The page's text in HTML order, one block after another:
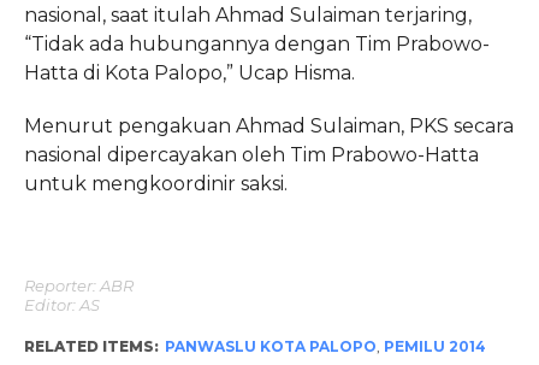
nasional, saat itulah Ahmad Sulaiman terjaring,
“Tidak ada hubungannya dengan Tim Prabowo-
Hatta di Kota Palopo,” Ucap Hisma.
Menurut pengakuan Ahmad Sulaiman, PKS secara
nasional dipercayakan oleh Tim Prabowo-Hatta
untuk mengkoordinir saksi.
Reporter: ABR
Editor: AS
RELATED ITEMS: PANWASLU KOTA PALOPO, PEMILU 2014